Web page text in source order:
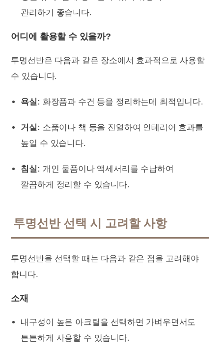
관리하기 좋습니다.
어디에 활용할 수 있을까?
투명선반은 다음과 같은 장소에서 효과적으로 사용할
수 있습니다.
욕실: 화장품과 수건 등을 정리하는데 최적입니다.
거실: 소품이나 책 등을 진열하여 인테리어 효과를
높일 수 있습니다.
침실: 개인 물품이나 액세서리를 수납하여
깔끔하게 정리할 수 있습니다.
투명선반 선택 시 고려할 사항
투명선반을 선택할 때는 다음과 같은 점을 고려해야
합니다.
소재
내구성이 높은 아크릴을 선택하면 가벼우면서도
튼튼하게 사용할 수 있습니다.